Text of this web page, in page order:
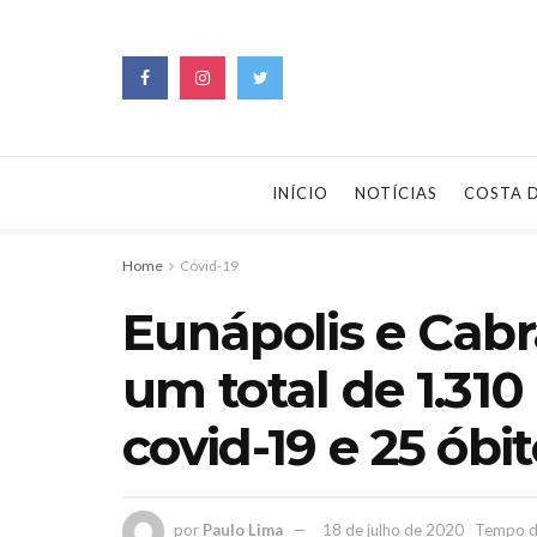
INÍCIO NOTÍCIAS COSTA
Home Covid-19
Eunápolis e
um total de
covid-19 e 25
por Paulo Lima 18 de julho de 2020 Tempo